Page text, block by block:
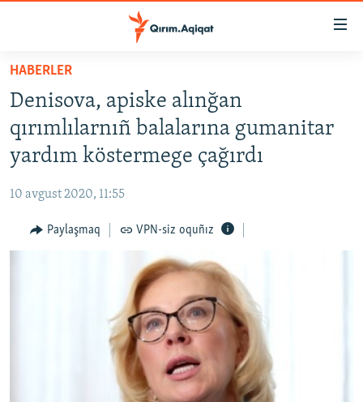
Esas
qaytmaq
Baş
navigatsiyağa
qaytmaq
Qıdıruvğa
qaytmaq
SİYASET
İQTİSADİYAT
MEDENİYET
İNSAN AQLARI
HABERLER
Denisova, apiske alınğan
qırımlılarnıñ balalarına gumanitar
yardım köstermege çağırdı
10 avgust 2020, 11:55
Paylaşmaq VPN-siz oquñız